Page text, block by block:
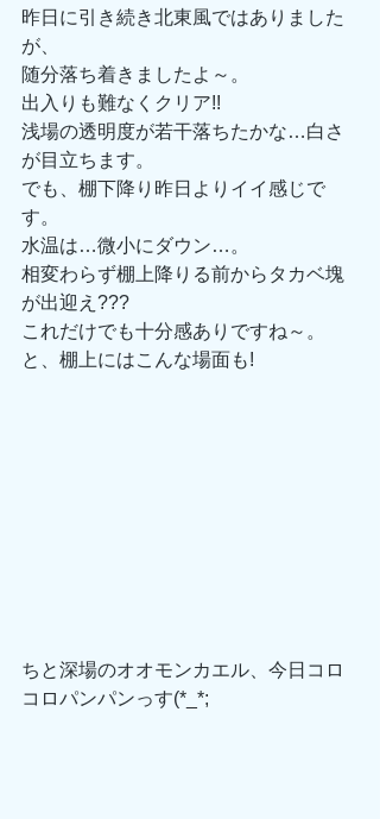
昨日に引き続き北東風ではありました
が、
随分落ち着きましたよ～。
出入りも難なくクリア!!
浅場の透明度が若干落ちたかな…白さ
が目立ちます。
でも、棚下降り昨日よりイイ感じで
す。
水温は…微小にダウン…。
相変わらず棚上降りる前からタカベ塊
が出迎え???
これだけでも十分感ありですね～。
と、棚上にはこんな場面も!
ちと深場のオオモンカエル、今日コロ
コロパンパンっす(*_*;